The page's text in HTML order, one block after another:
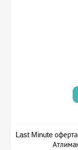
Last Minute